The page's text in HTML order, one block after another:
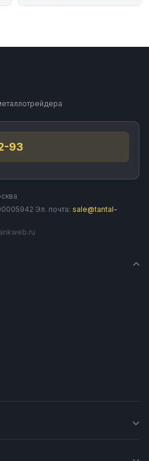
93
Эл. почта: sale@tantal-